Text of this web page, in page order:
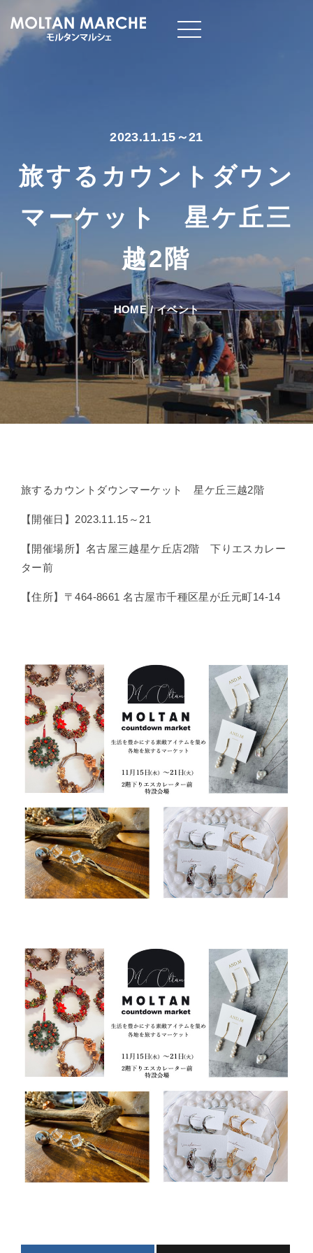
2023.11.15～21
旅するカウントダウン
マーケット 星ケ丘三
越2階
HOME /イベント
旅するカウントダウンマーケット 星ケ丘三越2階
【開催日】2023.11.15～21
【開催場所】名古屋三越星ケ丘店2階 下りエスカレー
ター前
【住所】〒464-8661 名古屋市千種区星が丘元町14-14